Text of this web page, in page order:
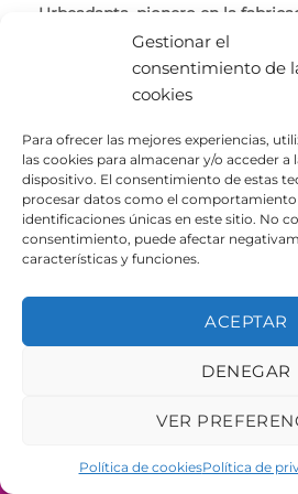
Gestionar el
consentimiento de
cookies
Para ofrecer las mejores experiencias,
las cookies para almacenar y/o acceder a
dispositivo. El consentimiento de estas
procesar datos como el comportamiento
identificaciones únicas en este sitio. No
consentimiento, puede afectar
características y funciones.
ACEPTAR
DENEGAR
VER
Política de cookiesPolítica de
Urbeadapta, pionero en la
de parkour
El parkour es una disciplina que
de un punto a otro
AVISO LEGAL
46290 Alcàsser, Valencia –